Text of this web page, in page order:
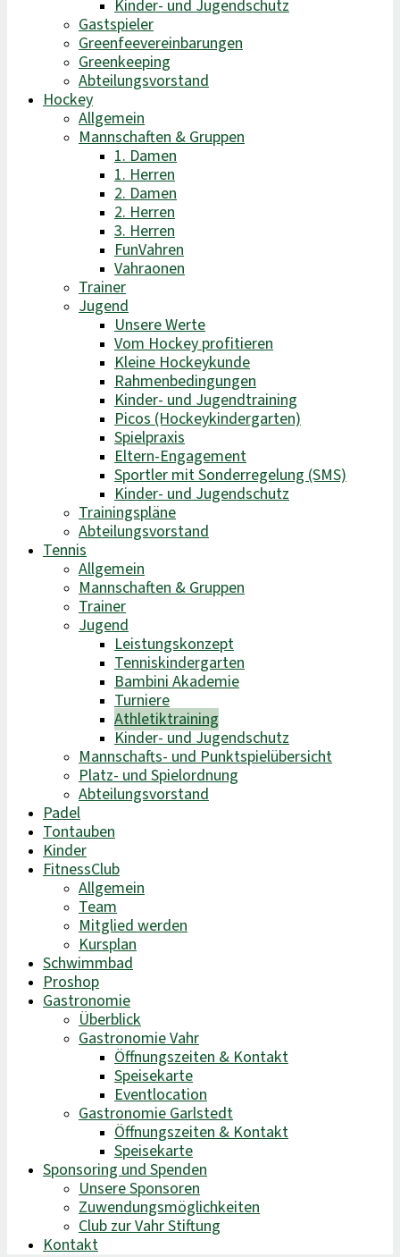
Kinder- und Jugendschutz
Gastspieler
Greenfeevereinbarungen
Greenkeeping
Abteilungsvorstand
Hockey
Allgemein
Mannschaften & Gruppen
1. Damen
1. Herren
2. Damen
2. Herren
3. Herren
FunVahren​
Vahraonen
Trainer
Jugend
Unsere Werte
Vom Hockey profitieren
Kleine Hockeykunde
Rahmenbedingungen
Kinder- und Jugendtraining
Picos (Hockeykindergarten)
Spielpraxis
Eltern-Engagement
Sportler mit Sonderregelung (SMS)
Kinder- und Jugendschutz
Trainingspläne
Abteilungsvorstand
Tennis
Allgemein
Mannschaften & Gruppen
Trainer
Jugend
Leistungskonzept
Tenniskindergarten
Bambini Akademie
Turniere
Athletiktraining
Kinder- und Jugendschutz
Mannschafts- und Punktspielübersicht
Platz- und Spielordnung
Abteilungsvorstand
Padel
Tontauben
Kinder
FitnessClub
Allgemein
Team
Mitglied werden
Kursplan
Schwimmbad
Proshop
Gastronomie
Überblick
Gastronomie Vahr
Öffnungszeiten & Kontakt
Speisekarte
Eventlocation
Gastronomie Garlstedt
Öffnungszeiten & Kontakt
Speisekarte
Sponsoring und Spenden
Unsere Sponsoren
Zuwendungsmöglichkeiten
Club zur Vahr Stiftung
Kontakt